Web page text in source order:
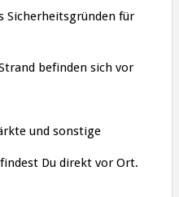
Sicherheitsgründen für
befinden sich vor
und sonstige
Du direkt vor Ort.